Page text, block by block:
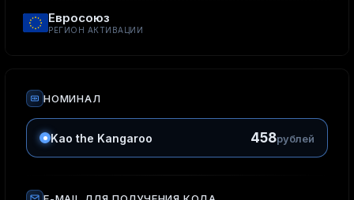
Евросоюз
РЕГИОН АКТИВАЦИИ
НОМИНАЛ
Kao the Kangaroo 458рублей